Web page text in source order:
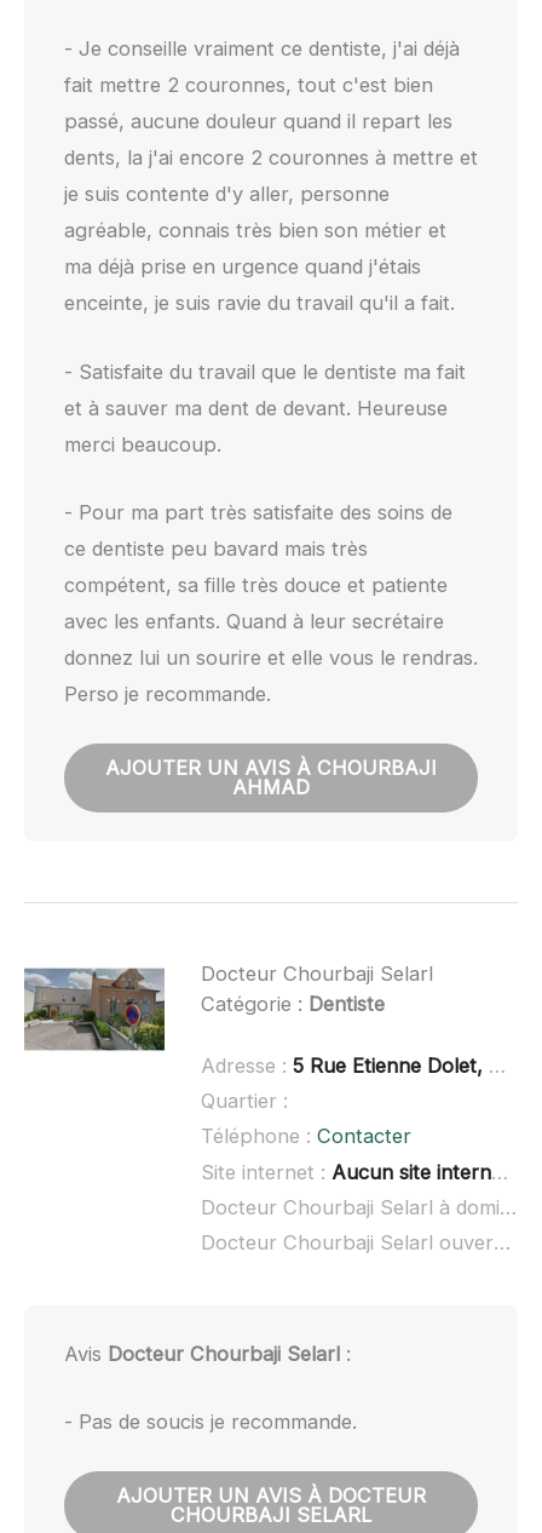
- Je conseille vraiment ce dentiste, j'ai déjà
fait mettre 2 couronnes, tout c'est bien
passé, aucune douleur quand il repart les
dents, la j'ai encore 2 couronnes à mettre et
je suis contente d'y aller, personne
agréable, connais très bien son métier et
ma déjà prise en urgence quand j'étais
enceinte, je suis ravie du travail qu'il a fait.
- Satisfaite du travail que le dentiste ma fait
et à sauver ma dent de devant. Heureuse
merci beaucoup.
- Pour ma part très satisfaite des soins de
ce dentiste peu bavard mais très
compétent, sa fille très douce et patiente
avec les enfants. Quand à leur secrétaire
donnez lui un sourire et elle vous le rendras.
Perso je recommande.
AJOUTER UN AVIS À CHOURBAJI
AHMAD
Docteur Chourbaji Selarl
Catégorie : Dentiste
Adresse : 5 Rue Etienne Dolet, 89400 Migennes
Quartier :
Téléphone : Contacter
Site internet : Aucun site internet connu
Docteur Chourbaji Selarl à domicile :
Docteur Chourbaji Selarl ouvert dimanche :
Avis Docteur Chourbaji Selarl:
- Pas de soucis je recommande.
AJOUTER UN AVIS À DOCTEUR
CHOURBAJI SELARL